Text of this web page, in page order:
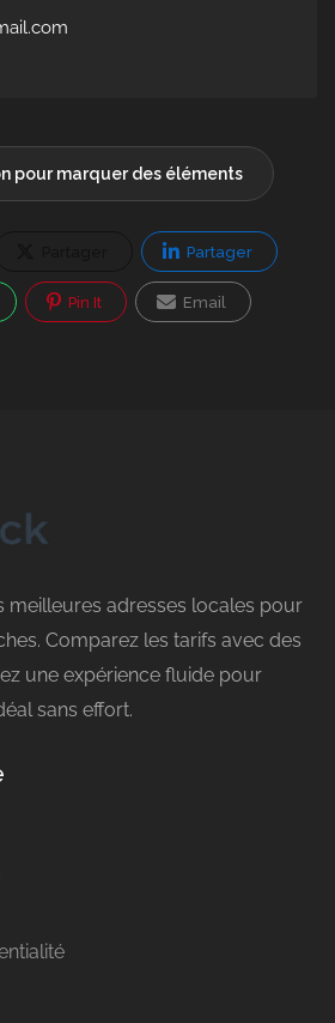
pour marquer des éléments
Partager
Pin It Email
meilleures adresses locales pour
Comparez les tarifs avec des
une expérience fluide pour
sans effort.